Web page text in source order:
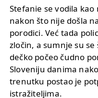
Stefanie se vodila
nakon što nije došla
porodici. Već tada
zločin, a sumnje su
dečko počeo čudno
Sloveniju danima
trenutku postao je
istražiteljima.